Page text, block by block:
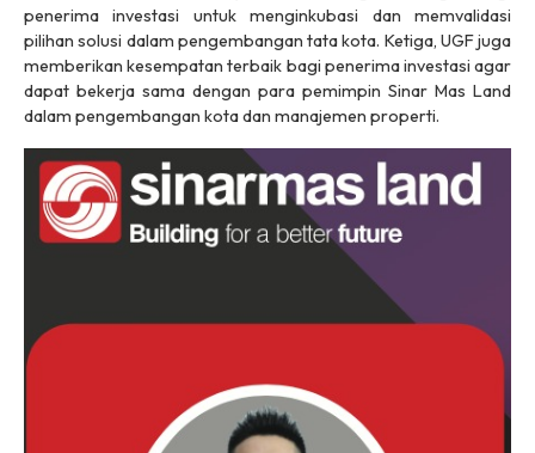
penerima investasi untuk menginkubasi dan memvalidasi
pilihan solusi dalam pengembangan tata kota. Ketiga, UGF juga
memberikan kesempatan terbaik bagi penerima investasi agar
dapat bekerja sama dengan para pemimpin Sinar Mas Land
dalam pengembangan kota dan manajemen properti.